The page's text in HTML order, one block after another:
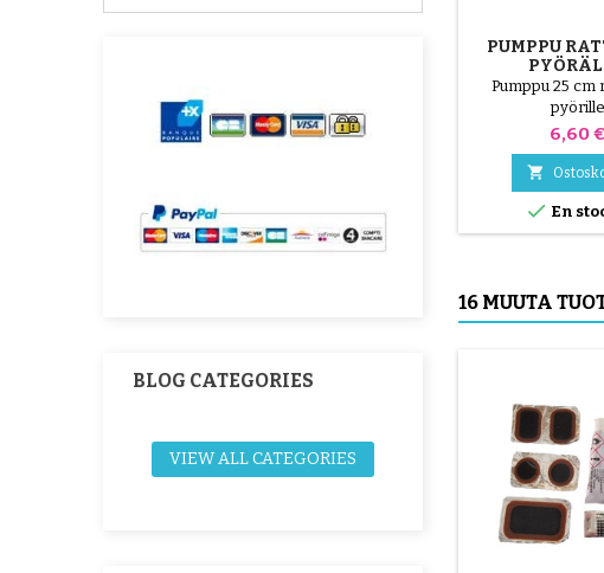
BLOG CATEGORIES
VIEW ALL CATEGORIES
PUMPPU
Pumppu 25 cm
pyörille
Hinta
6,60 €

 En
16 MUUTA